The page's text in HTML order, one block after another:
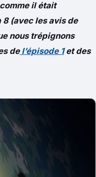
il était
(avec les avis de
nous trépignons
del’épisode 1et des